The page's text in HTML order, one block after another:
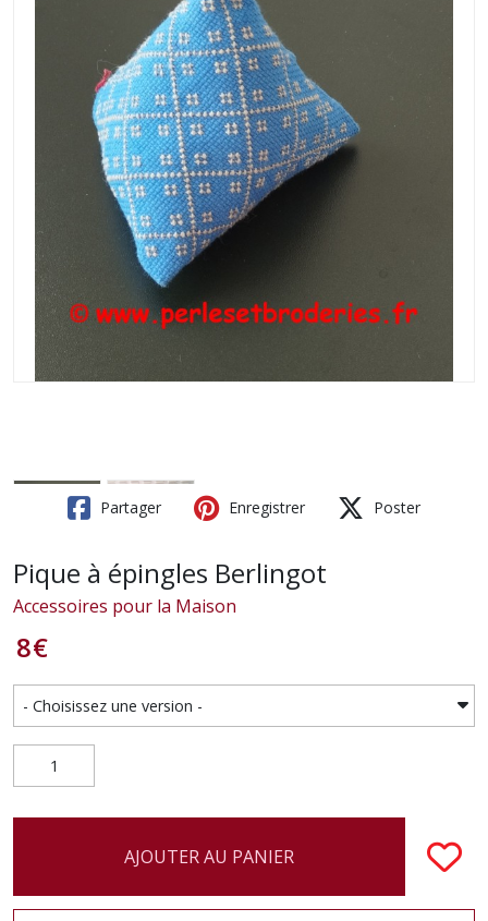
Partager Enregistrer Poster
Pique à épingles Berlingot
Accessoires pour la Maison
8€
AJOUTER AU PANIER